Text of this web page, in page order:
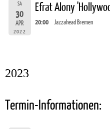
SA
30
APR
2022
Efrat Alony
20:00 Jazzahead Bremen
2023
Termin-Informationen: